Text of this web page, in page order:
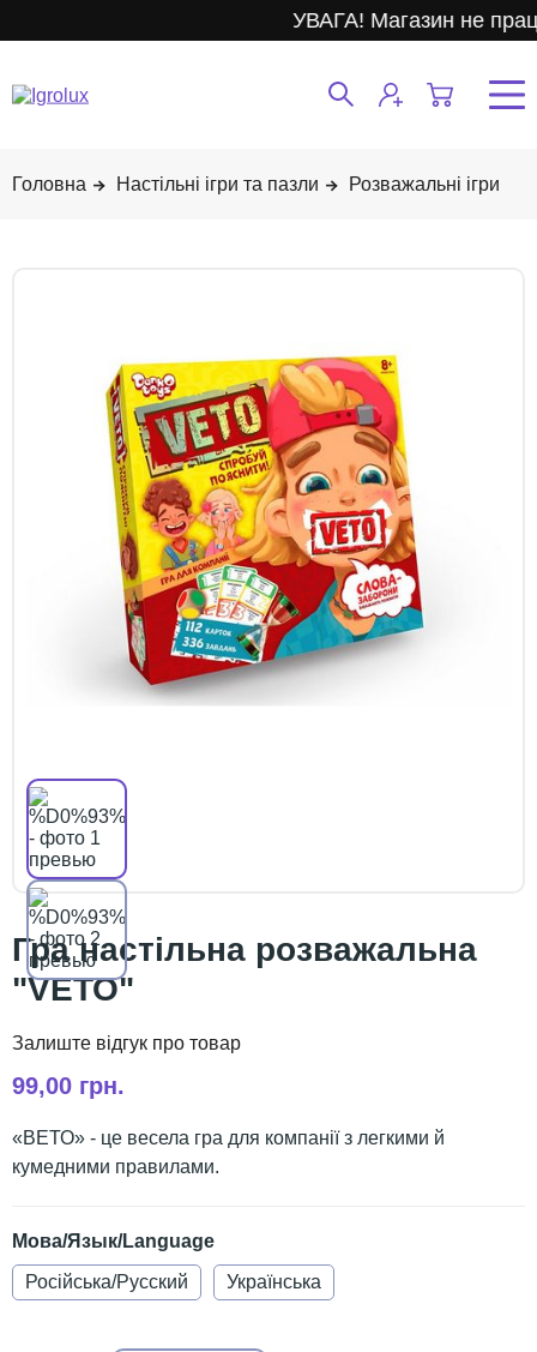
УВАГА! Магазин не
Настільні ігри та пазли Розважальні ігри
Гра настільна розважальна
"VETO"
99,00 грн.
«ВЕТО» - це весела гра для компанії з легкими й
кумедними правилами.
Мова/Язык/Language
Російська/Русский
Українська